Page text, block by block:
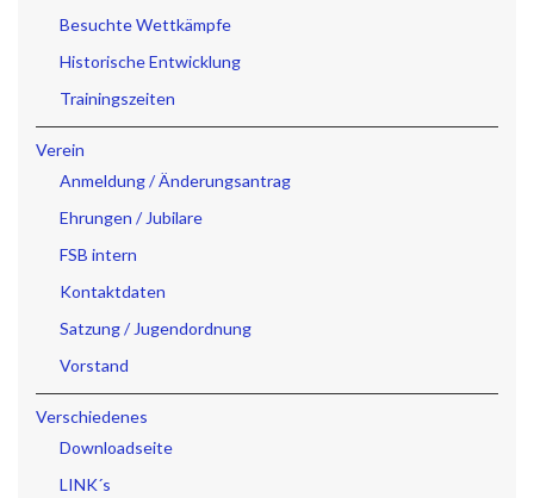
Besuchte Wettkämpfe
Historische Entwicklung
Trainingszeiten
Verein
Anmeldung / Änderungsantrag
Ehrungen / Jubilare
FSB intern
Kontaktdaten
Satzung / Jugendordnung
Vorstand
Verschiedenes
Downloadseite
LINK´s